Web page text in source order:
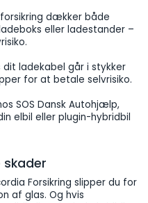
dækker både
eller ladestander –
dit ladekabel går i stykker
for at betale selvrisiko.
SOS Dansk Autohjælp,
elbil eller plugin-hybridbil
skader
Forsikring slipper du for
af glas. Og hvis